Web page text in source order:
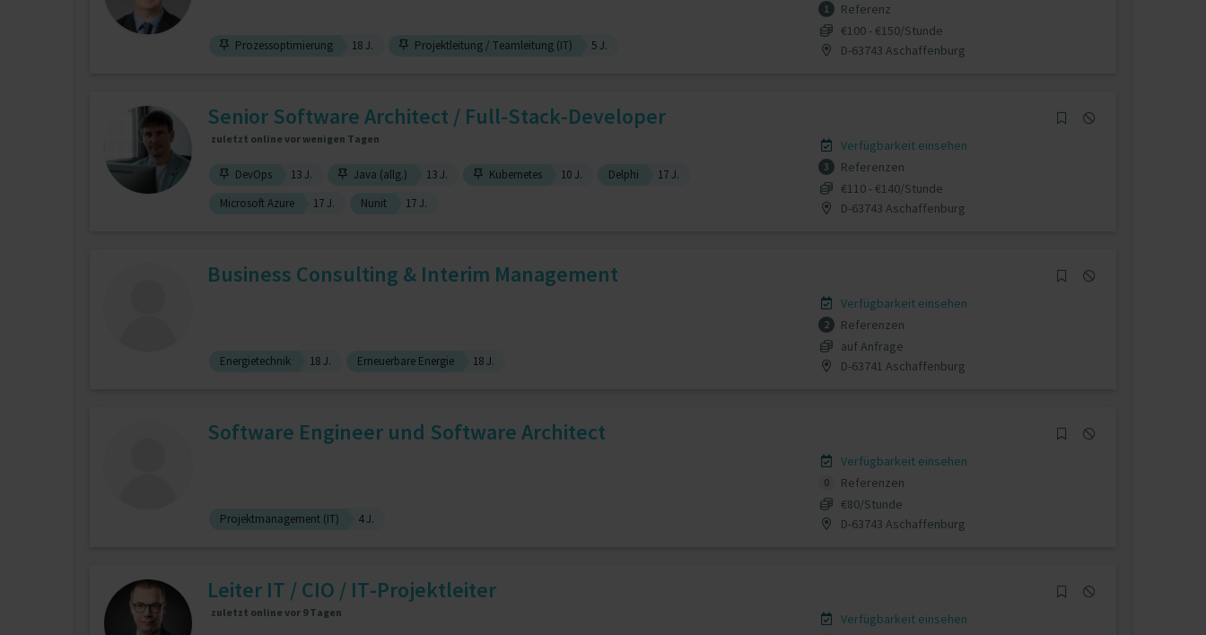
Prozessoptimierung 18 J. Projektleitung / Teamleitung (IT) 5 J.
1
Referenz
€100 - €150/Stunde
D-63743 Aschaffenburg
Senior Software Architect / Full-Stack-Developer
zuletzt online vor wenigen Tagen
DevOps 13 J. Java (allg.) 13 J. Kubernetes 10 J. Delphi
17 J.
Microsoft Azure
17 J. Nunit 17 J.
Verfügbarkeit einsehen
3
Referenzen
€110 - €140/Stunde
D-63743 Aschaffenburg
Business Consulting & Interim Management
Energietechnik 18 J. Erneuerbare Energie 18 J.
Verfügbarkeit einsehen
2
Referenzen
auf Anfrage
D-63741 Aschaffenburg
Software Engineer und Software Architect
Projektmanagement (IT) 4 J.
Verfügbarkeit einsehen
0
Referenzen
€80/Stunde
D-63743 Aschaffenburg
Leiter IT / CIO / IT-Projektleiter
zuletzt online vor 9 Tagen Verfügbarkeit einsehen